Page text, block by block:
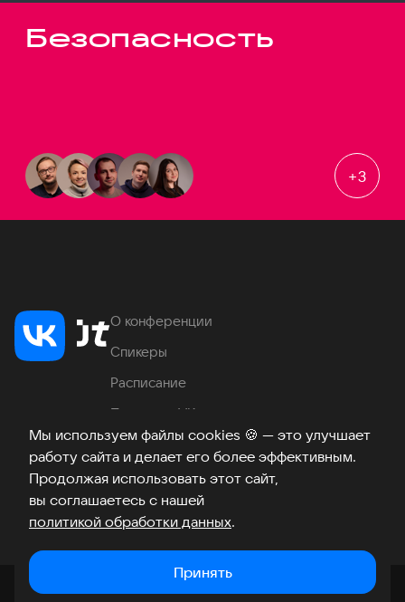
Мы используем файлы cookies 🍪 — это улучшает
работу сайта и делает его более эффективным.
Продолжая использовать этот сайт,
вы соглашаетесь с нашей
политикой обработки данных.
Принять
Закрыть
Безопасность
+3
О конференции
Спикеры
Расписание
Продукты VK
Место проведения
Часто задаваемые вопросы
ТелеграмВКонтакте
Хабр
Возникли вопросы? ©2026